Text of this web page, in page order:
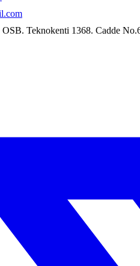
OSB. Teknokenti 1368. Cadde